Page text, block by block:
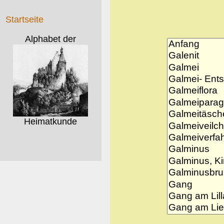
Startseite
Alphabet der
Heimatkunde